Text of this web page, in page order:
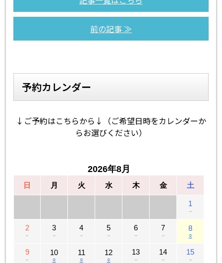
前の記事 ≫
予約カレンダー
↓ご予約はこちらから↓（ご希望日時をカレンダーか
らお選びください）
2026年8月
日 月 火 水 木 金 土
1
－
2
－
3
－
4
－
5
－
6
－
7
－
8
○
9
－
10
○
11
○
12
○
13
－
14
－
15
－